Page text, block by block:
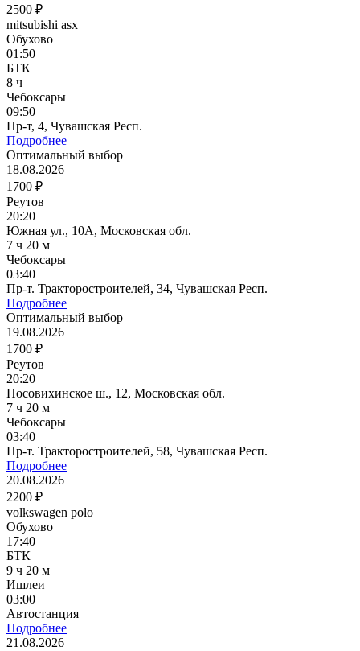
2500 ₽
mitsubishi asx
Обухово
01:50
БТК
8 ч
Чебоксары
09:50
Пр-т, 4, Чувашская Респ.
Подробнее
Оптимальный выбор
18.08.2026
1700 ₽
Реутов
20:20
Южная ул., 10А, Московская обл.
7 ч 20 м
Чебоксары
03:40
Пр-т. Тракторостроителей, 34, Чувашская Респ.
Подробнее
Оптимальный выбор
19.08.2026
1700 ₽
Реутов
20:20
Носовихинское ш., 12, Московская обл.
7 ч 20 м
Чебоксары
03:40
Пр-т. Тракторостроителей, 58, Чувашская Респ.
Подробнее
20.08.2026
2200 ₽
volkswagen polo
Обухово
17:40
БТК
9 ч 20 м
Ишлеи
03:00
Автостанция
Подробнее
21.08.2026